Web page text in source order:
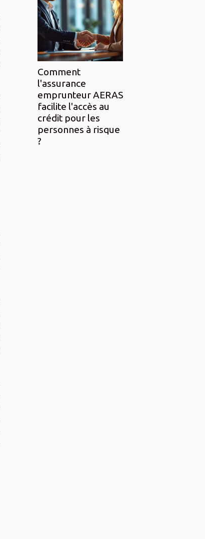
Comment
l'assurance
emprunteur AERAS
facilite l'accès au
crédit pour les
personnes à risque
?